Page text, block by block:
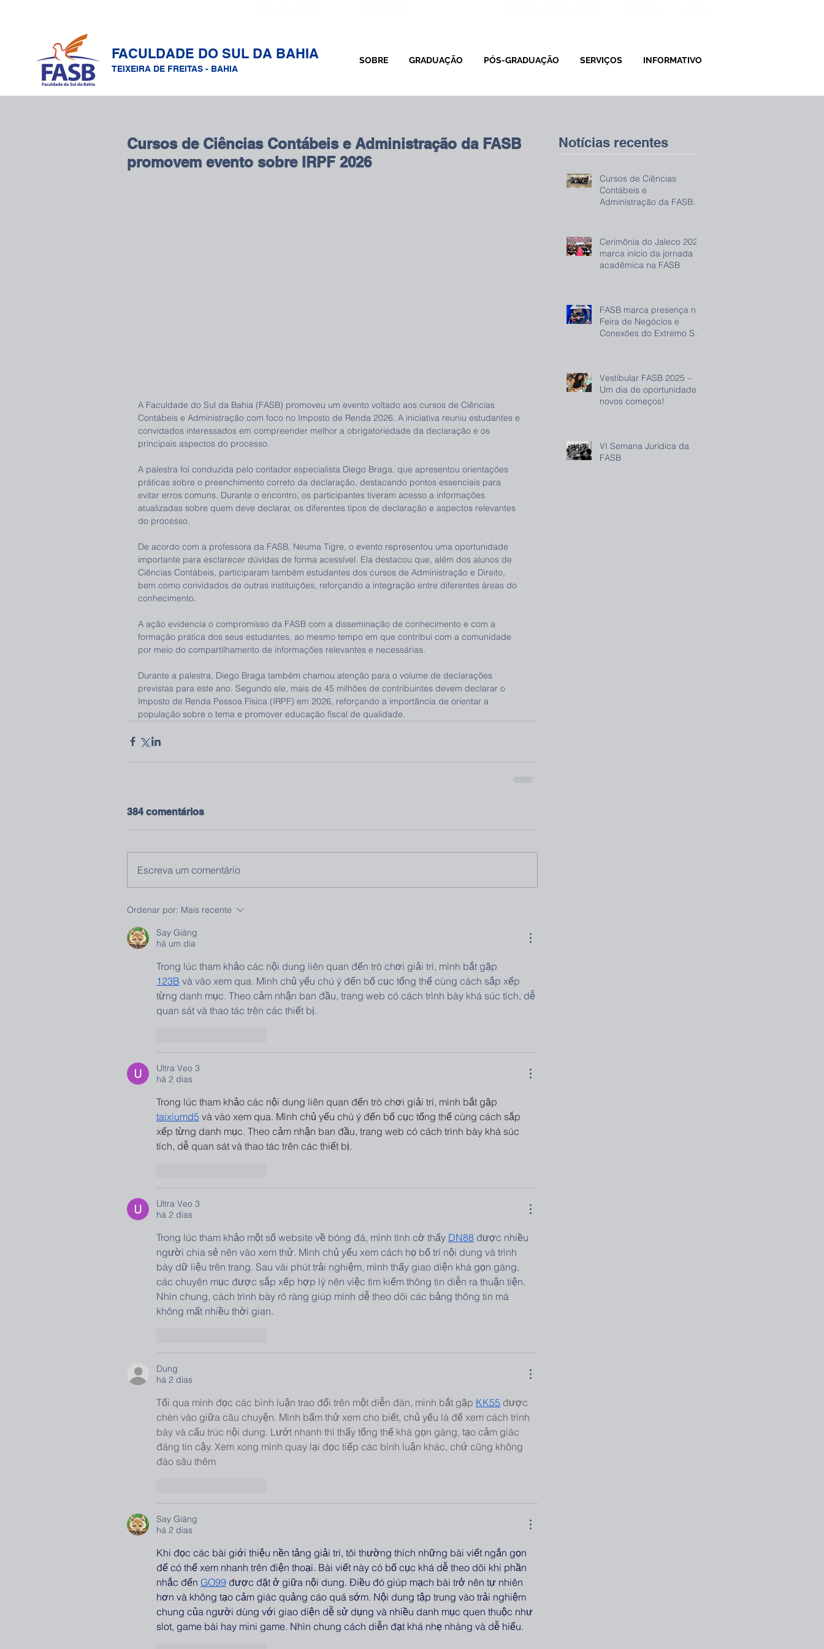
FACULDADE DO SUL DA BAHIA
TEIXEIRA DE FREITAS - BAHIA
SOBRE GRADUAÇÃO PÓS-GRADUAÇÃO SERVIÇOS INFORMATIVO
Cursos de Ciências Contábeis e Administração da FASB
promovem evento sobre IRPF 2026
A Faculdade do Sul da Bahia (FASB) promoveu um evento voltado aos cursos de Ciências
Contábeis e Administração com foco no Imposto de Renda 2026. A iniciativa reuniu estudantes e
convidados interessados em compreender melhor a obrigatoriedade da declaração e os
principais aspectos do processo.
A palestra foi conduzida pelo contador especialista Diego Braga, que apresentou orientações
práticas sobre o preenchimento correto da declaração, destacando pontos essenciais para
evitar erros comuns. Durante o encontro, os participantes tiveram acesso a informações
atualizadas sobre quem deve declarar, os diferentes tipos de declaração e aspectos relevantes
do processo.
De acordo com a professora da FASB, Neuma Tigre, o evento representou uma oportunidade
importante para esclarecer dúvidas de forma acessível. Ela destacou que, além dos alunos de
Ciências Contábeis, participaram também estudantes dos cursos de Administração e Direito,
bem como convidados de outras instituições, reforçando a integração entre diferentes áreas do
conhecimento.
A ação evidencia o compromisso da FASB com a disseminação de conhecimento e com a
formação prática dos seus estudantes, ao mesmo tempo em que contribui com a comunidade
por meio do compartilhamento de informações relevantes e necessárias.
Durante a palestra, Diego Braga também chamou atenção para o volume de declarações
previstas para este ano. Segundo ele, mais de 45 milhões de contribuintes devem declarar o
Imposto de Renda Pessoa Física (IRPF) em 2026, reforçando a importância de orientar a
população sobre o tema e promover educação fiscal de qualidade.
384 comentários
Escreva um comentário
Ordenar por: Mais recente
Say Giàng
há um dia
Trong lúc tham khảo các nội dung liên quan đến trò chơi giải trí, mình bắt gặp
123B và vào xem qua. Mình chủ yếu chú ý đến bố cục tổng thể cùng cách sắp xếp
từng danh mục. Theo cảm nhận ban đầu, trang web có cách trình bày khá súc tích, dễ
quan sát và thao tác trên các thiết bị.
Ultra Veo 3
há 2 dias
Trong lúc tham khảo các nội dung liên quan đến trò chơi giải trí, mình bắt gặp
taixiumd5 và vào xem qua. Mình chủ yếu chú ý đến bố cục tổng thể cùng cách sắp
xếp từng danh mục. Theo cảm nhận ban đầu, trang web có cách trình bày khá súc
tích, dễ quan sát và thao tác trên các thiết bị.
Ultra Veo 3
há 2 dias
Trong lúc tham khảo một số website về bóng đá, mình tình cờ thấy DN88 được nhiều
người chia sẻ nên vào xem thử. Mình chủ yếu xem cách họ bố trí nội dung và trình
bày dữ liệu trên trang. Sau vài phút trải nghiệm, mình thấy giao diện khá gọn gàng,
các chuyên mục được sắp xếp hợp lý nên việc tìm kiếm thông tin diễn ra thuận tiện.
Nhìn chung, cách trình bày rõ ràng giúp mình dễ theo dõi các bảng thông tin mà
không mất nhiều thời gian.
Dung
há 2 dias
Tối qua mình đọc các bình luận trao đổi trên một diễn đàn, mình bắt gặp KK55 được
chèn vào giữa câu chuyện. Mình bấm thử xem cho biết, chủ yếu là để xem cách trình
bày và cấu trúc nội dung. Lướt nhanh thì thấy tổng thể khá gọn gàng, tạo cảm giác
đáng tin cậy. Xem xong mình quay lại đọc tiếp các bình luận khác, chứ cũng không
đào sâu thêm
Say Giàng
há 2 dias
Khi đọc các bài giới thiệu nền tảng giải trí, tôi thường thích những bài viết ngắn gọn
để có thể xem nhanh trên điện thoại. Bài viết này có bố cục khá dễ theo dõi khi phần
nhắc đến GO99 được đặt ở giữa nội dung. Điều đó giúp mạch bài trở nên tự nhiên
hơn và không tạo cảm giác quảng cáo quá sớm. Nội dung tập trung vào trải nghiệm
chung của người dùng với giao diện dễ sử dụng và nhiều danh mục quen thuộc như
slot, game bài hay mini game. Nhìn chung cách diễn đạt khá nhẹ nhàng và dễ hiểu.
Notícias recentes
Cursos de Ciências
Contábeis e
Administração da FASB
Cerimônia do Jaleco 2026
marca início da jornada
acadêmica na FASB
FASB marca presença na
Feira de Negócios e
Conexões do Extremo Sul
Vestibular FASB 2025 –
Um dia de oportunidade e
novos começos!
VI Semana Jurídica da
FASB